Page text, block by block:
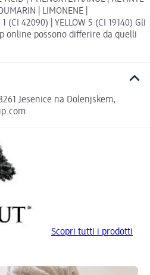
| LIMONENE |
1 (CI 42090) | YELLOW 5 (CI 19140) Gli
online possono differire da quelli
Jesenice na Dolenjskem,
Scopri tutti i prodotti